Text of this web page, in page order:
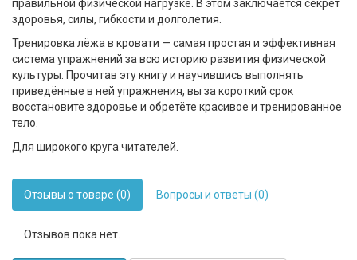
правильной физической нагрузке. В этом заключается секрет
здоровья, силы, гибкости и долголетия.
Тренировка лёжа в кровати — самая простая и эффективная
система упражнений за всю историю развития физической
культуры. Прочитав эту книгу и научившись выполнять
приведённые в ней упражнения, вы за короткий срок
восстановите здоровье и обретёте красивое и тренированное
тело.
Для широкого круга читателей.
Отзывы о товаре (0) Вопросы и ответы (0)
Отзывов пока нет.